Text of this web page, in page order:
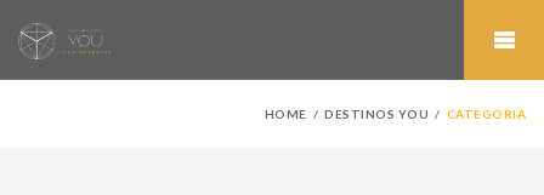
HOME DESTINOS YOU CATEGORIA